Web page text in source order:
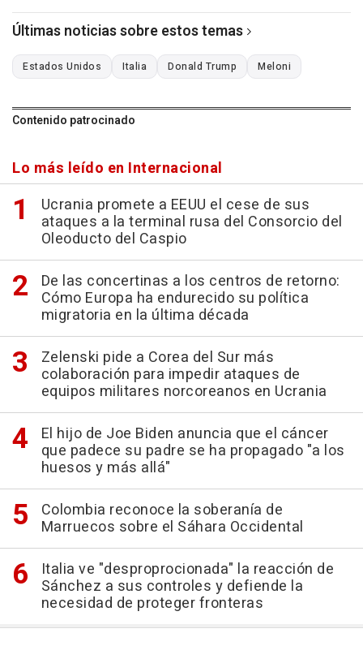
Últimas noticias sobre estos temas
Estados Unidos Italia Donald Trump Meloni
Contenido patrocinado
Lo más leído en Internacional
Ucrania promete a EEUU el cese de sus
ataques a la terminal rusa del Consorcio del
Oleoducto del Caspio
De las concertinas a los centros de retorno:
Cómo Europa ha endurecido su política
migratoria en la última década
Zelenski pide a Corea del Sur más
colaboración para impedir ataques de
equipos militares norcoreanos en Ucrania
El hijo de Joe Biden anuncia que el cáncer
que padece su padre se ha propagado "a los
huesos y más allá"
Colombia reconoce la soberanía de
Marruecos sobre el Sáhara Occidental
Italia ve "desproprocionada" la reacción de
Sánchez a sus controles y defiende la
necesidad de proteger fronteras